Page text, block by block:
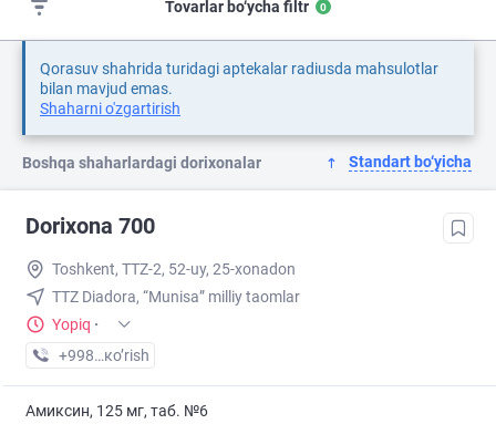
Tovarlar bo‘ycha filtr 0
Qorasuv shahrida turidagi aptekalar radiusda mahsulotlar
bilan mavjud emas.
Shaharni o'zgartirish
Boshqa shaharlardagi dorixonalar Standart bo‘yicha
Dorixona 700
Toshkent, TTZ-2, 52-uy, 25-xonadon
TTZ Diadora, “Munisa” milliy taomlar
Yopiq ·
+998 (50) XXX-XX-XX
кo’rish
Амиксин, 125 мг, таб. №6